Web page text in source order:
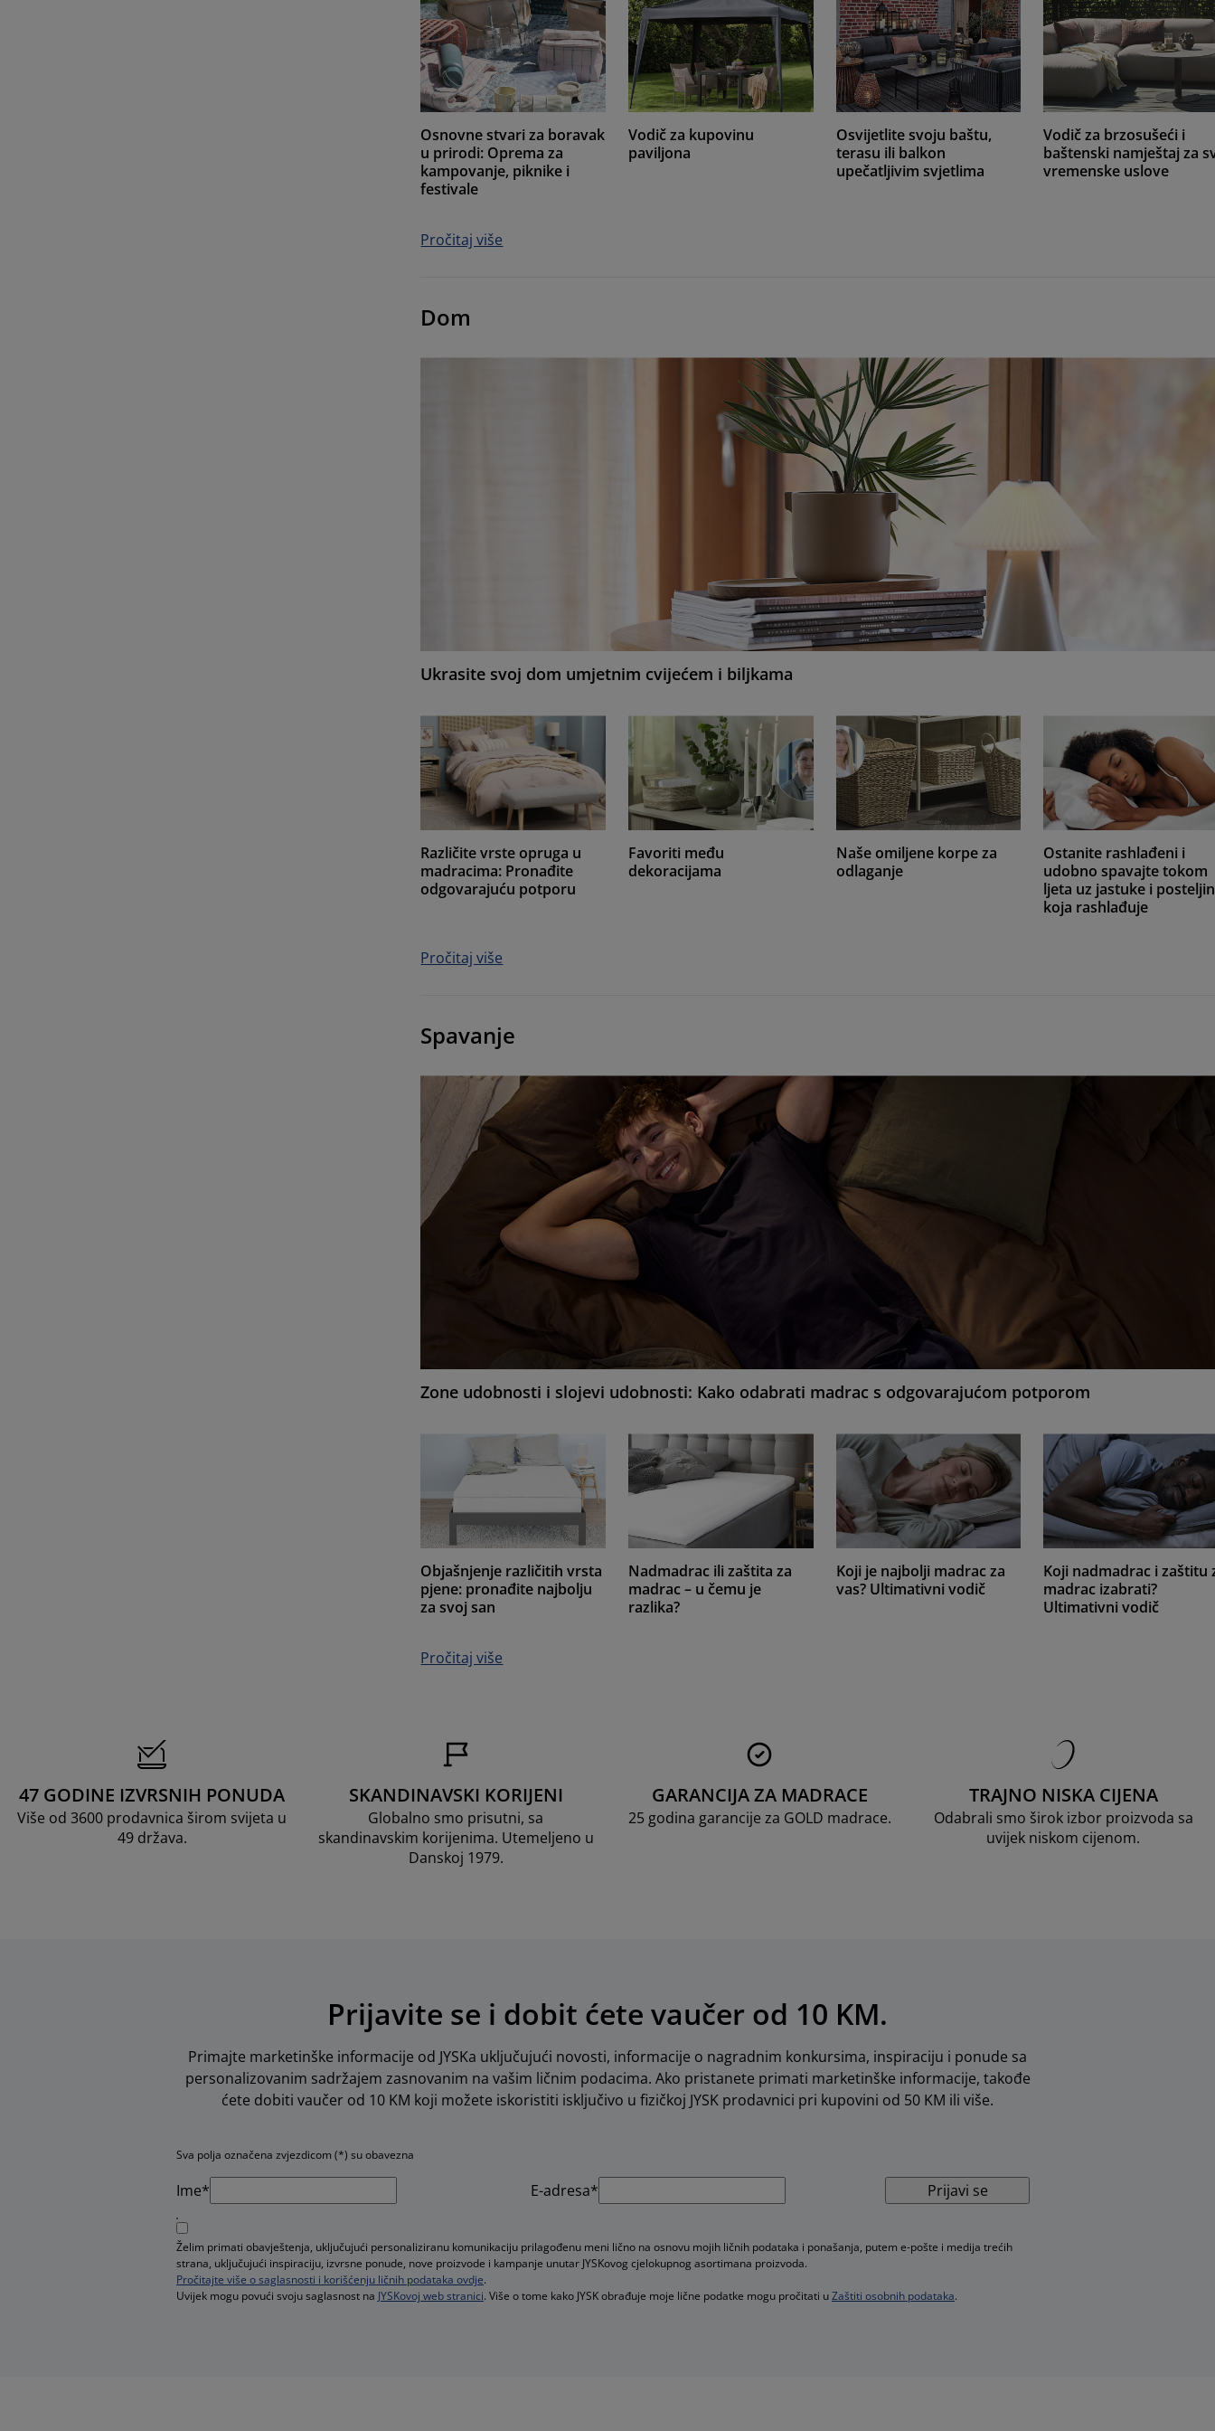
Osnovne stvari za boravak
u prirodi: Oprema za
kampovanje, piknike i
festivale
Vodič za kupovinu
paviljona
Osvijetlite svoju baštu,
terasu ili balkon
upečatljivim svjetlima
Vodič za brzosušeći i
baštenski namještaj za
vremenske uslove
Pročitaj više
Dom
Ukrasite svoj dom umjetnim cvijećem i biljkama
Različite vrste opruga u
madracima: Pronađite
odgovarajuću potporu
Favoriti među
dekoracijama
Naše omiljene korpe za
odlaganje
Ostanite rashlađeni i
udobno spavajte tokom
ljeta uz jastuke i
koja rashlađuje
Pročitaj više
Spavanje
Zone udobnosti i slojevi udobnosti: Kako odabrati madrac s odgovarajućom potporom
Objašnjenje različitih vrsta
pjene: pronađite najbolju
za svoj san
Nadmadrac ili zaštita za
madrac – u čemu je
razlika?
Koji je najbolji madrac za
vas? Ultimativni vodič
Koji nadmadrac i zaštitu
madrac izabrati?
Ultimativni vodič
Pročitaj više
47 GODINE IZVRSNIH PONUDA
Više od 3600 prodavnica širom svijeta u
49 država.
SKANDINAVSKI KORIJENI
Globalno smo prisutni, sa
skandinavskim korijenima. Utemeljeno u
Danskoj 1979.
GARANCIJA ZA MADRACE
25 godina garancije za GOLD madrace.
TRAJNO NISKA CIJENA
Odabrali smo širok izbor proizvoda sa
uvijek niskom cijenom.
Prijavite se i dobit ćete vaučer od 10 KM.
Primajte marketinške informacije od JYSKa uključujući novosti, informacije o nagradnim konkursima, inspiraciju i ponude sa
personalizovanim sadržajem zasnovanim na vašim ličnim podacima. Ako pristanete primati marketinške informacije, takođe
ćete dobiti vaučer od 10 KM koji možete iskoristiti isključivo u fizičkoj JYSK prodavnici pri kupovini od 50 KM ili više.
Sva polja označena zvjezdicom (*) su obavezna
Ime* E-adresa* Prijavi se
Želim primati obavještenja, uključujući personaliziranu komunikaciju prilagođenu meni lično na osnovu mojih ličnih podataka i ponašanja, putem e-pošte i medija trećih
strana, uključujući inspiraciju, izvrsne ponude, nove proizvode i kampanje unutar JYSKovog cjelokupnog asortimana proizvoda.
Pročitajte više o saglasnosti i korišćenju ličnih podataka ovdje.
Uvijek mogu povući svoju saglasnost na JYSKovoj web stranici. Više o tome kako JYSK obrađuje moje lične podatke mogu pročitati uZaštiti osobnih podataka.